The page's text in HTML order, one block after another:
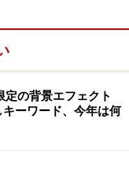
設定し、「完了」
定の背景エフェクト
ーワード、今年は何